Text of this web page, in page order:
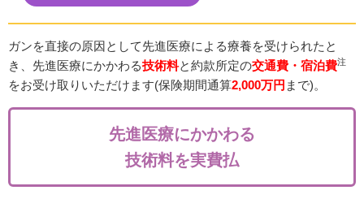
ガンを直接の原因として先進医療による療養を受けられたと
き、先進医療にかかわる技術料と約款所定の交通費・宿泊費注
をお受け取りいただけます(保険期間通算2,000万円 まで)。
先進医療にかかわる
技術料を実費払